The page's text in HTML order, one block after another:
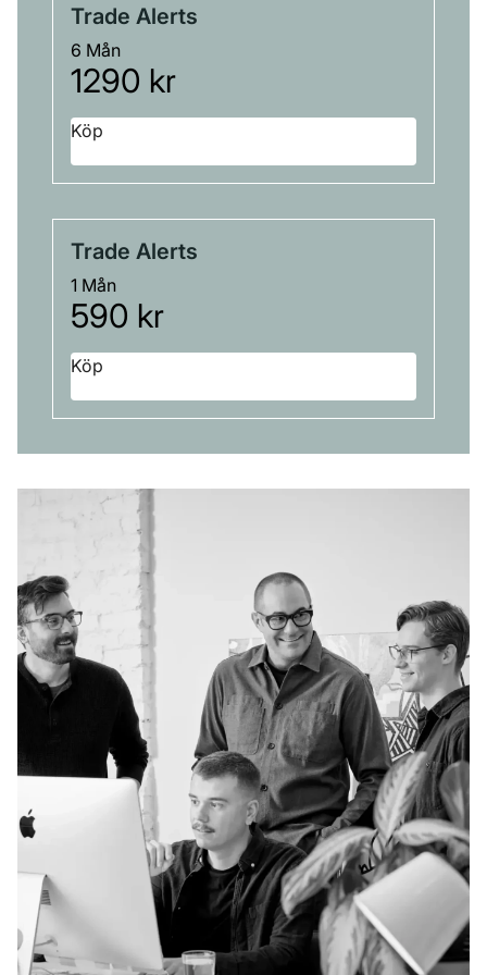
Trade Alerts
6 Mån
1290 kr
Köp
Trade Alerts
1 Mån
590 kr
Köp